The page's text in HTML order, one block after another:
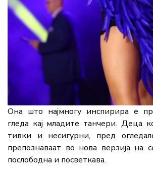
Она што најмногу инспирира е
гледа кај младите танчери. Деца
тивки и несигурни, пред
препознаваат во нова верзија на
послободна и посветкава.